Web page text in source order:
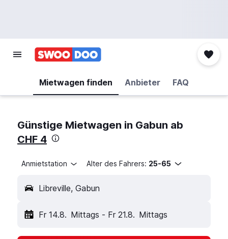
Mietwagen finden Anbieter FAQ
Günstige Mietwagen in Gabun ab
CHF 4
Anmietstation Alter des Fahrers: 25-65
Libreville, Gabun
Fr 14.8. Mittags - Fr 21.8. Mittags